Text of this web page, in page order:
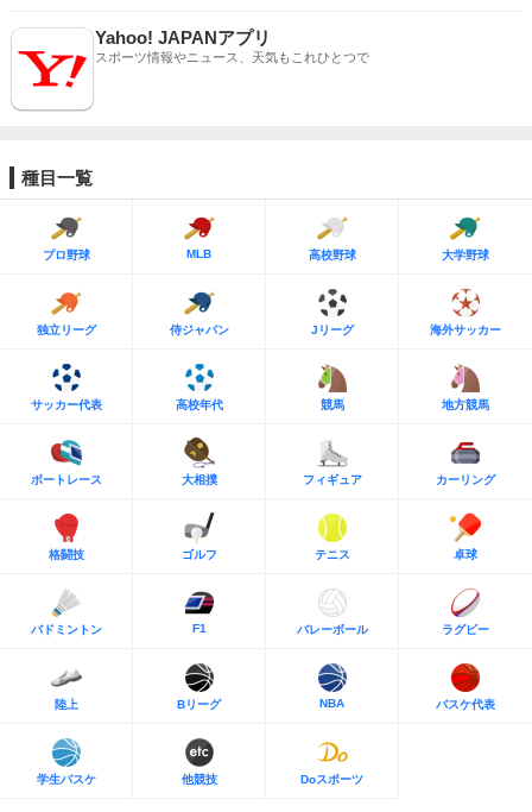
Yahoo! JAPANアプリ
スポーツ情報やニュース、天気もこれひとつで
種目一覧
プロ野球 MLB 高校野球 大学野球
独立リーグ 侍ジャパン Jリーグ 海外サッカー
サッカー代表 高校年代 競馬 地方競馬
ボートレース 大相撲 フィギュア カーリング
格闘技 ゴルフ テニス 卓球
バドミントン F1 バレーボール ラグビー
陸上 Bリーグ NBA バスケ代表
学生バスケ 他競技 Doスポーツ